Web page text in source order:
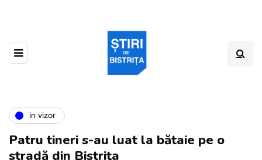
in vizor
Patru tineri s-au luat la bătaie pe o
stradă din Bistrița